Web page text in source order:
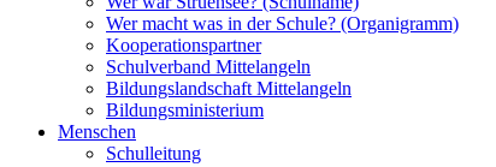
Wer macht was in der Schule? (Organigramm)
Kooperationspartner
Schulverband Mittelangeln
Bildungslandschaft Mittelangeln
Bildungsministerium
Menschen
Schulleitung